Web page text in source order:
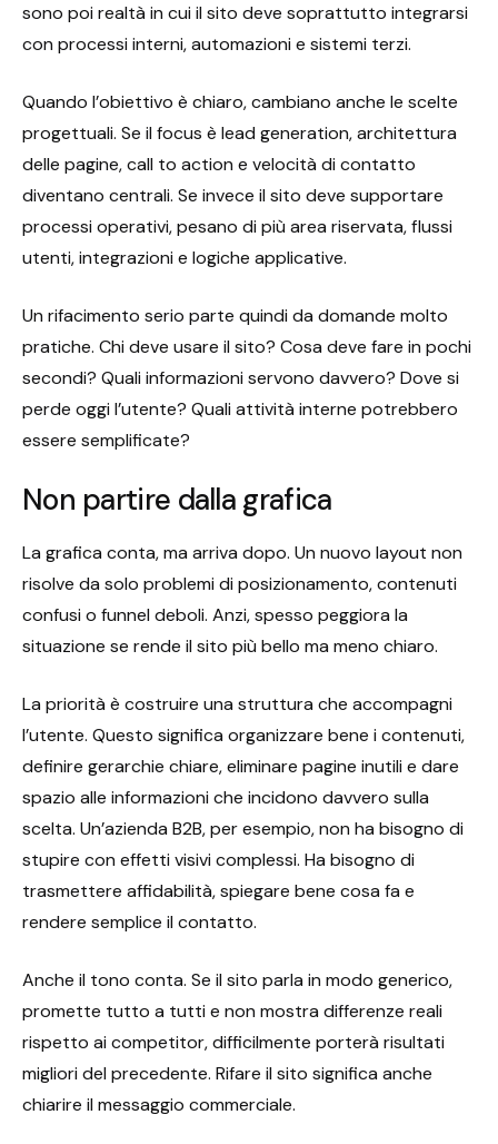
sono poi realtà in cui il sito deve soprattutto integrarsi
con processi interni, automazioni e sistemi terzi.
Quando l’obiettivo è chiaro, cambiano anche le scelte
progettuali. Se il focus è lead generation, architettura
delle pagine, call to action e velocità di contatto
diventano centrali. Se invece il sito deve supportare
processi operativi, pesano di più area riservata, flussi
utenti, integrazioni e logiche applicative.
Un rifacimento serio parte quindi da domande molto
pratiche. Chi deve usare il sito? Cosa deve fare in pochi
secondi? Quali informazioni servono davvero? Dove si
perde oggi l’utente? Quali attività interne potrebbero
essere semplificate?
Non partire dalla grafica
La grafica conta, ma arriva dopo. Un nuovo layout non
risolve da solo problemi di posizionamento, contenuti
confusi o funnel deboli. Anzi, spesso peggiora la
situazione se rende il sito più bello ma meno chiaro.
La priorità è costruire una struttura che accompagni
l’utente. Questo significa organizzare bene i contenuti,
definire gerarchie chiare, eliminare pagine inutili e dare
spazio alle informazioni che incidono davvero sulla
scelta. Un’azienda B2B, per esempio, non ha bisogno di
stupire con effetti visivi complessi. Ha bisogno di
trasmettere affidabilità, spiegare bene cosa fa e
rendere semplice il contatto.
Anche il tono conta. Se il sito parla in modo generico,
promette tutto a tutti e non mostra differenze reali
rispetto ai competitor, difficilmente porterà risultati
migliori del precedente. Rifare il sito significa anche
chiarire il messaggio commerciale.